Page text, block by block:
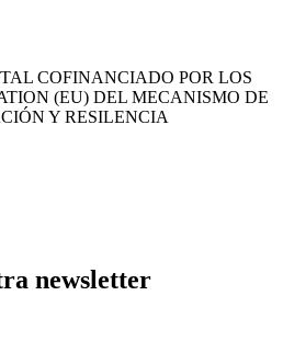
COFINANCIADO POR LOS
(EU) DEL MECANISMO DE
Y RESILENCIA
newsletter